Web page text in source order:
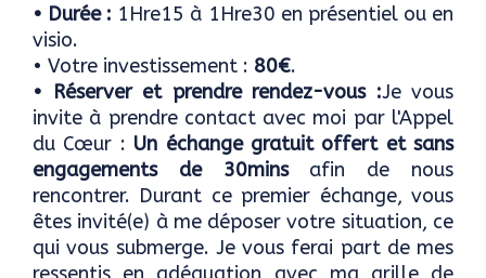
• Durée : 1Hre15 à 1Hre30 en présentiel ou en
visio.
• Votre investissement : 80€.
• Réserver et prendre rendez-vous :Je vous
invite à prendre contact avec moi par l'Appel
du Cœur : Un échange gratuit offert et sans
engagements de 30minsafin de nous
rencontrer. Durant ce premier échange, vous
êtes invité(e) à me déposer votre situation, ce
qui vous submerge. Je vous ferai part de mes